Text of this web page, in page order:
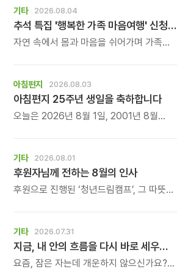
기타 2026.08.04
추석 특집 '행복한 가족 마음여행' 신청 안내
자연 속에서 몸과 마음을 쉬어가며 가족의
아침편지 2026.08.03
아침편지 25주년 생일을 축하합니다
오늘은 2026년 8월 1일, 2001년 8월
기타 2026.08.01
후원자님께 전하는 8월의 인사
후원으로 진행된 ‘청년드림캠프’, 그 따뜻한
기타 2026.07.31
지금, 내 안의 흐름을 다시 바로 세우고 싶다면
요즘, 잠은 자는데 개운하지 않으신가요?